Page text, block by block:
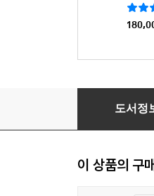
하이큐 37권
도서정
이 상품의 구